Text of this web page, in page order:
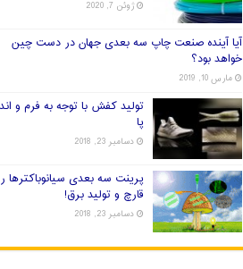
ژوئن 7, 2020
آیا آینده صنعت چاپ سه بعدی جهان در دست چین
خواهد بود؟
مارس 10, 2019
تولید کفش با توجه به فرم و
پا
دسامبر 23, 2018
پرینت سه بعدی سیانوباکترها
قارچ و تولید برق!
دسامبر 23, 2018